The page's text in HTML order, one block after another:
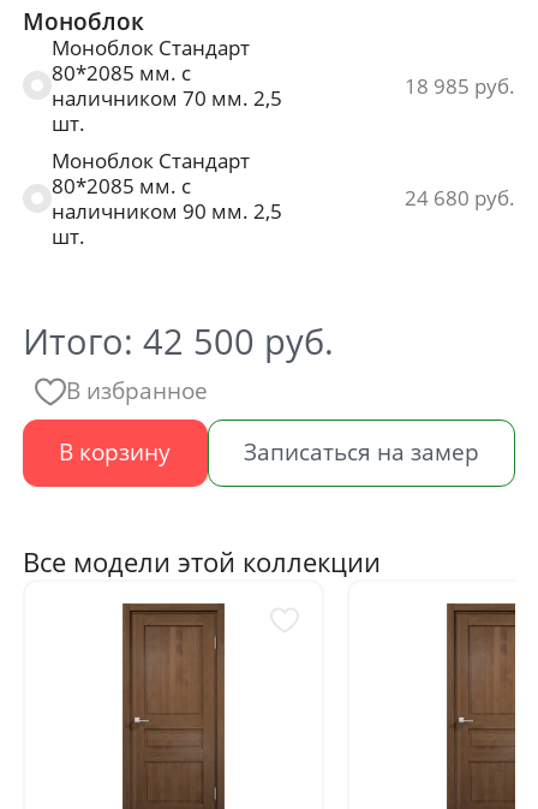
Моноблок
Моноблок Стандарт
80*2085 мм. с
наличником 70 мм. 2,5
шт.
18 985
Моноблок Стандарт
80*2085 мм. с
наличником 90 мм. 2,5
шт.
24 680
Итого: 42 500 руб.
В избранное
В корзину
Записаться на замер
Все модели этой коллекции